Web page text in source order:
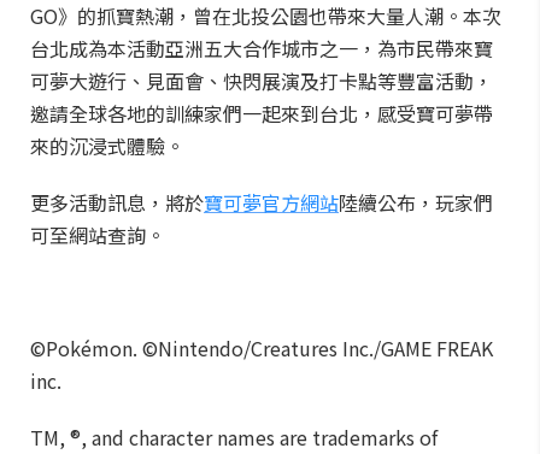
GO》的抓寶熱潮，曾在北投公園也帶來大量人潮。本次
台北成為本活動亞洲五大合作城市之一，為市民帶來寶
可夢大遊行、見面會、快閃展演及打卡點等豐富活動，
邀請全球各地的訓練家們一起來到台北，感受寶可夢帶
來的沉浸式體驗。
更多活動訊息，將於寶可夢官方網站陸續公布，玩家們
可至網站查詢。
©Pokémon. ©Nintendo/Creatures Inc./GAME FREAK
inc.
TM, ®, and character names are trademarks of